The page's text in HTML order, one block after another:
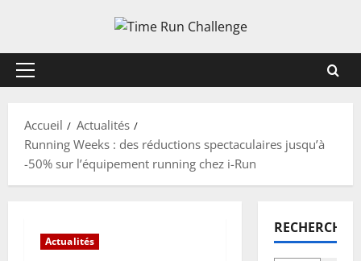
contenu
Menu
Accueil
Actualités
Running Weeks : des réductions spectaculaires jusqu’à
-50% sur l’équipement running chez i-Run
Actualités
RECHERCHER